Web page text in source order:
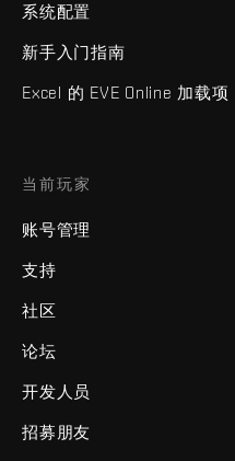
系统配置
新手入门指南
Excel 的 EVE Online 加载项
当前玩家
账号管理
支持
社区
论坛
开发人员
招募朋友